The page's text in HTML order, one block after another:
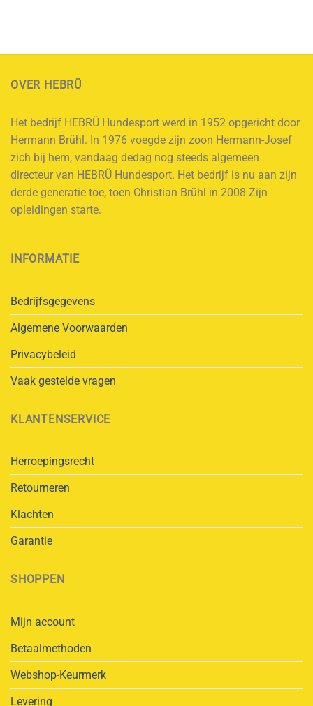
OVER HEBRÜ
Het bedrijf HEBRÜ Hundesport werd in 1952 opgericht door
Hermann Brühl. In 1976 voegde zijn zoon Hermann-Josef
zich bij hem, vandaag dedag nog steeds algemeen
directeur van HEBRÜ Hundesport. Het bedrijf is nu aan zijn
derde generatie toe, toen Christian Brühl in 2008 Zijn
opleidingen starte.
INFORMATIE
Bedrijfsgegevens
Algemene Voorwaarden
Privacybeleid
Vaak gestelde vragen
KLANTENSERVICE
Herroepingsrecht
Retourneren
Klachten
Garantie
SHOPPEN
Mijn account
Betaalmethoden
Webshop-Keurmerk
Levering